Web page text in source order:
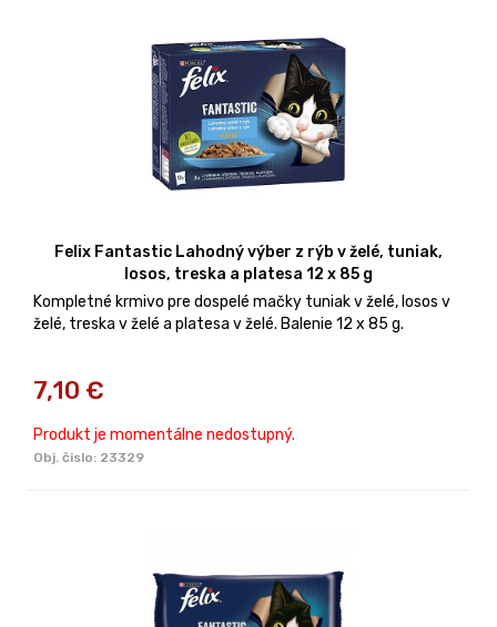
Felix Fantastic Lahodný výber z rýb v želé, tuniak,
losos, treska a platesa 12 x 85 g
Kompletné krmivo pre dospelé mačky tuniak v želé, losos v
želé, treska v želé a platesa v želé. Balenie 12 x 85 g.
7,10 €
Produkt je momentálne nedostupný.
Obj. čislo: 23329